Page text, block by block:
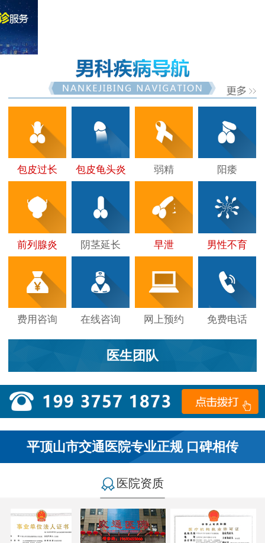
包皮过长 包皮龟头炎 弱精 阳痿
前列腺炎 阴茎延长 早泄 男性不育
费用咨询 在线咨询 网上预约 免费电话
医生团队
平顶山市交通医院专业正规 口碑相传
医院资质